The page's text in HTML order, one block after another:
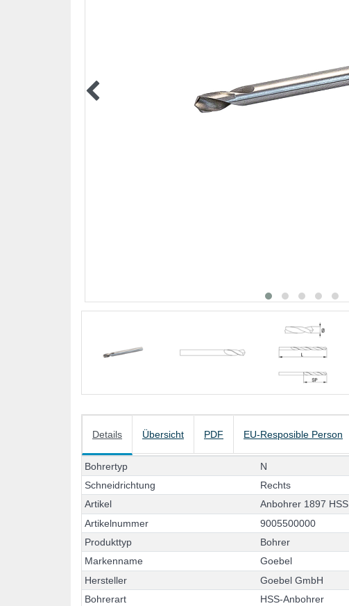
Details Übersicht PDF EU-Resposible Person
Bohrertyp
N
Schneidrichtung Rechts
Artikel Anbohrer 1897 HSS
Artikelnummer 9005500000
Produkttyp Bohrer
Markenname Goebel
Hersteller Goebel GmbH
Bohrerart HSS-Anbohrer